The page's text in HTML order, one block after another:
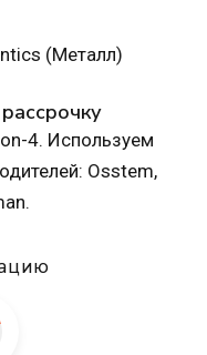
(Металл)
4. Используем
Osstem,